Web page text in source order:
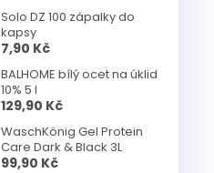
Solo DZ 100 zápalky do
kapsy
7,90 Kč
BALHOME bílý ocet na úklid
10% 5 l
129,90 Kč
WaschKönig Gel Protein
Care Dark & Black 3L
99,90 Kč